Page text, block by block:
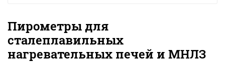
Пирометры для
сталеплавильных
нагревательных печей и МНЛЗ